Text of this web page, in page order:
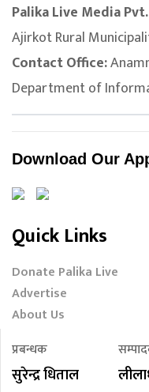
Palika Live Media
Ajirkot Rural
Contact Office:
Department of
Download Our
Quick Links
Donate Palika Live
Advertise
About Us
प्रबन्धक
सुरेन्द्र धिताल